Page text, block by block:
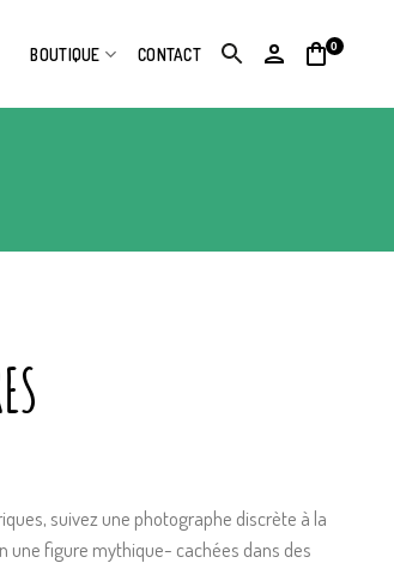
BOUTIQUE CONTACT 0
suivez une photographe discrète à la
une figure mythique- cachées dans des